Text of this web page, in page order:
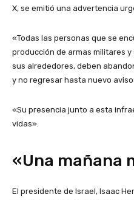
X, se emitió una advertencia
«Todas las personas que se
producción de armas militares
sus alrededores, deben
y no regresar hasta nuevo
«Su presencia junto a esta
vidas».
«Una mañana
El presidente de Israel, Isaac